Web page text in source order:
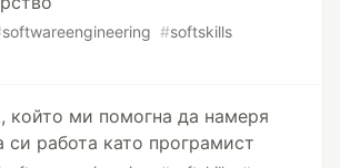
softwareengineering #softskills
който ми помогна да намеря
си работа като програмист